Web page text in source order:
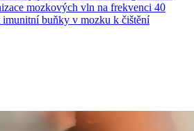
mozkových vln na frekvenci 40
imunitní buňky v mozku k čištění